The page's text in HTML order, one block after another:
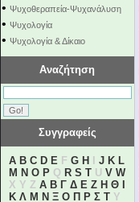
• Ψυχοθεραπεία-Ψυχανάλυση
• Ψυχολογία
• Ψυχολογία & Δίκαιο
Αναζήτηση
Συγγραφείς
A B C D E F G H J K L
M N O P Q R S T U V W
X Y Z Α Β Γ Δ Ε Ζ Η Θ
Κ Λ Μ Ν Ξ Ο Π Ρ Σ Τ Υ